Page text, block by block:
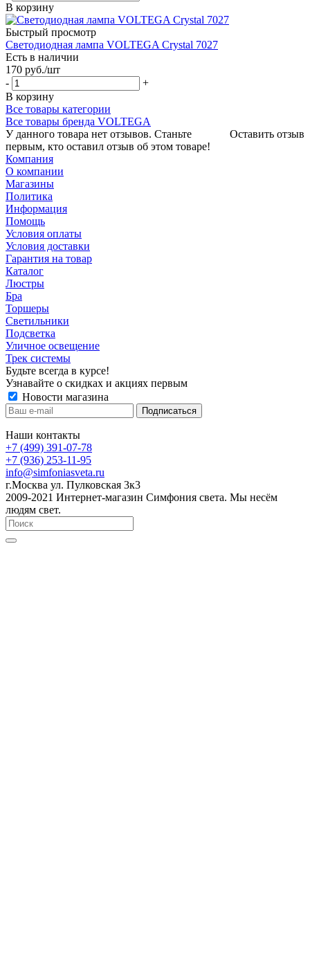
В корзину
Быстрый просмотр
Светодиодная лампа VOLTEGA Crystal 7027
Есть в наличии
170 руб./шт
-
+
В корзину
Все товары категории
Все товары бренда VOLTEGA
Оставить отзыв
У данного товара нет отзывов. Станьте
первым, кто оставил отзыв об этом товаре!
Компания
О компании
Магазины
Политика
Информация
Помощь
Условия оплаты
Условия доставки
Гарантия на товар
Каталог
Люстры
Бра
Торшеры
Светильники
Подсветка
Уличное освещение
Трек системы
Будьте всегда в курсе!
Узнавайте о скидках и акциях первым
Новости магазина
Наши контакты
+7 (499) 391-07-78
+7 (936) 253-11-95
info@simfoniasveta.ru
г.Москва ул. Пулковская 3к3
2009-2021 Интернет-магазин Симфония света. Мы несём
людям свет.